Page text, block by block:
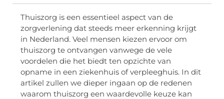
Thuiszorg is een essentieel aspect van de
zorgverlening dat steeds meer erkenning krijgt
in Nederland. Veel mensen kiezen ervoor om
thuiszorg te ontvangen vanwege de vele
voordelen die het biedt ten opzichte van
opname in een ziekenhuis of verpleeghuis. In dit
artikel zullen we dieper ingaan op de redenen
waarom thuiszorg een waardevolle keuze kan